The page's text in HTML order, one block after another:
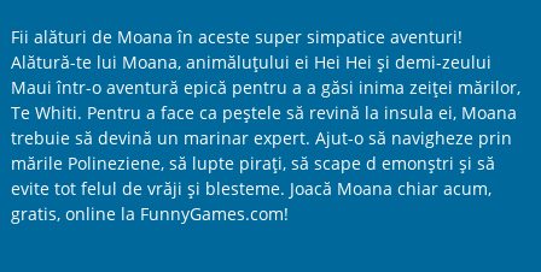
Fii alături de Moana în aceste super simpatice aventuri!
Alătură-te lui Moana, animăluțului ei Hei Hei și demi-zeului
Maui într-o aventură epică pentru a a găsi inima zeiței mărilor,
Te Whiti. Pentru a face ca peștele să revină la insula ei, Moana
trebuie să devină un marinar expert. Ajut-o să navigheze prin
mările Polineziene, să lupte pirați, să scape d emonștri și să
evite tot felul de vrăji și blesteme. Joacă Moana chiar acum,
gratis, online la FunnyGames.com!